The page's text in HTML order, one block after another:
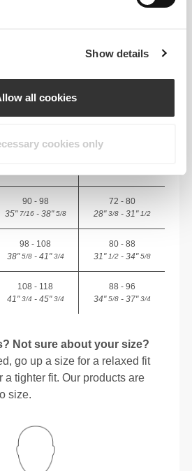
Show details
all cookies
cookies only
74 - 82
56 - 64
90 - 98
35"7/16- 38"5/8
72 - 80
28"3/8- 31"1/2
98 - 108
38"5/8- 41"3/4
80 - 88
31"1/2- 34"5/8
108 - 118
41"3/4 - 45"3/4
88 - 96
34"5/8- 37"3/4
Not sure about your size?
go up a size for a relaxed fit
a tighter fit. Our products are
size.